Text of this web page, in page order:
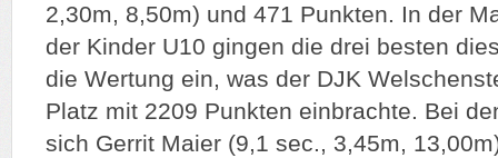
2,30m, 8,50m) und 471 Punkten. In der
der Kinder U10 gingen die drei besten
die Wertung ein, was der DJK
Platz mit 2209 Punkten einbrachte. Bei
sich Gerrit Maier (9,1 sec., 3,45m,